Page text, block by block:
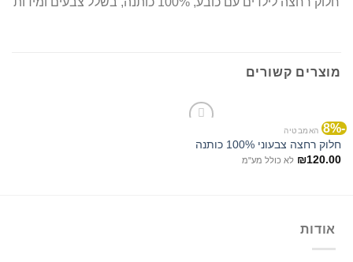
מוצרים קשורים
-8%לחדר האמבטיה
חלוק רחצה צבעוני 100% כותנה
₪120.00 לא כולל מע"מ
אודות